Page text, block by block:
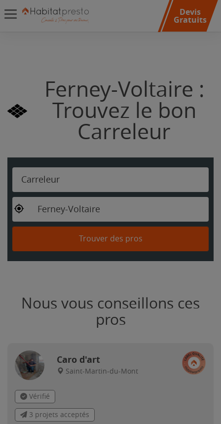
Devis
Gratuits
Ferney-Voltaire :
Trouvez le bon
Carreleur
Carreleur
Ferney-Voltaire
Trouver des pros
Nous vous conseillons ces
pros
Caro d'art
Saint-Martin-du-Mont
Vérifié
3 projets acceptés